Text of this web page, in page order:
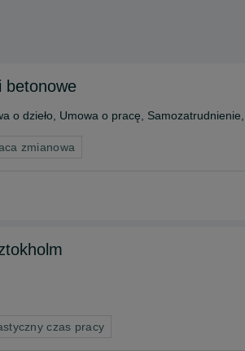
betonowe
o dzieło, Umowa o pracę,
zmianowa
czas pracy